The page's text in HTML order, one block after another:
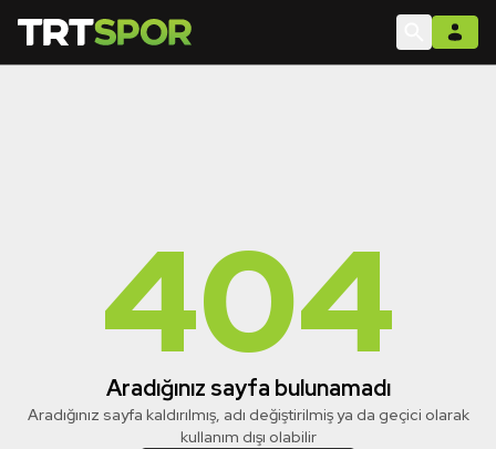
404
Aradığınız sayfa bulunamadı
Aradığınız sayfa kaldırılmış, adı değiştirilmiş ya da geçici olarak
kullanım dışı olabilir